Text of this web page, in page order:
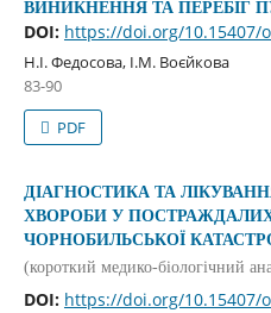
ВИНИКНЕННЯ ТА ПЕРЕБІГ
DOI: https://doi.org/10.15407/
Н.І. Федосова, І.М. Воєйкова
83-90
PDF
ДІАГНОСТИКА ТА
ХВОРОБИ У
ЧОРНОБИЛЬСЬКОЇ
(короткий медико-біологічний
DOI: https://doi.org/10.15407/